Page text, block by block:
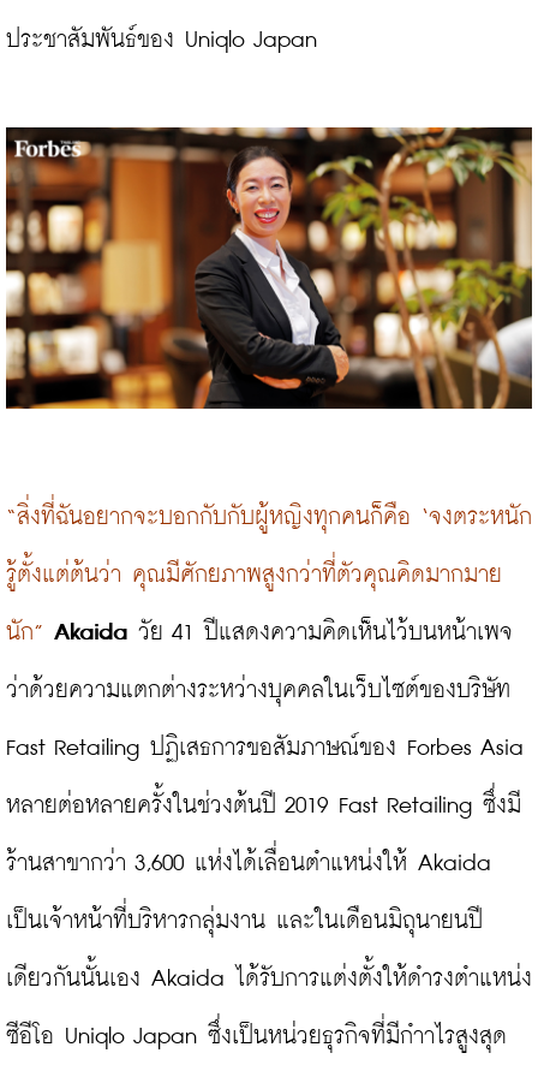
ประชาสัมพันธ์ของ Uniqlo Japan
“สิ่งที่ฉันอยากจะบอกกับกับผู้หญิงทุกคนก็คือ ‘จงตระหนัก
รู้ตั้งแต่ต้นว่า คุณมีศักยภาพสูงกว่าที่ตัวคุณคิดมากมาย
นัก” Akaida วัย 41 ปีแสดงความคิดเห็นไว้บนหน้าเพจ
ว่าด้วยความแตกต่างระหว่างบุคคลในเว็บไซต์ของบริษัท
Fast Retailing ปฏิเสธการขอสัมภาษณ์ของ Forbes Asia
หลายต่อหลายครั้งในช่วงต้นปี 2019 Fast Retailing ซึ่งมี
ร้านสาขากว่า 3,600 แห่งได้เลื่อนตำแหน่งให้ Akaida
เป็นเจ้าหน้าที่บริหารกลุ่มงาน และในเดือนมิถุนายนปี
เดียวกันนั้นเอง Akaida ได้รับการแต่งตั้งให้ดำรงตำแหน่ง
ซีอีโอ Uniqlo Japan ซึ่งเป็นหน่วยธุรกิจที่มีกำาไรสูงสุด